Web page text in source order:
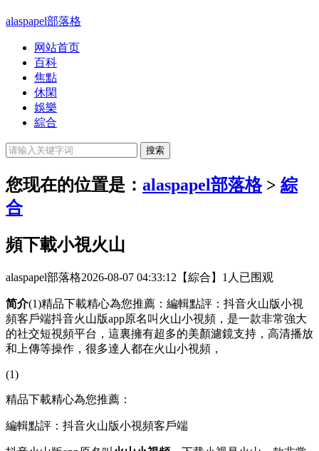
alaspapel部落格
网站首页
百科
焦點
休閑
娛樂
綜合
您现在的位置是： alaspapel部落格> 綜
合
頻下載小視火山
alaspapel部落格2026-08-07 04:33:12 【綜合】 1人已围观
简介(1)精品下載精心為您推薦：編輯點評：抖音火山版小視
頻客戶端抖音火山版app原名叫火山小視頻，是一款非常強大
的社交短視頻平台，這裏擁有超多的美顏濾鏡支持，高清播放
和上傳等操作，很多達人都在火山小視頻，
(1)
精品下載精心為您推薦：
編輯點評：抖音火山版小視頻客戶端